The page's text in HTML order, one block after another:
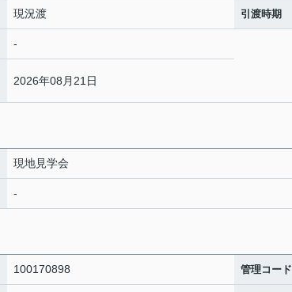
現況渡 引渡時期
-
2026年08月21日
現地見学会
-
100170898 管理コード